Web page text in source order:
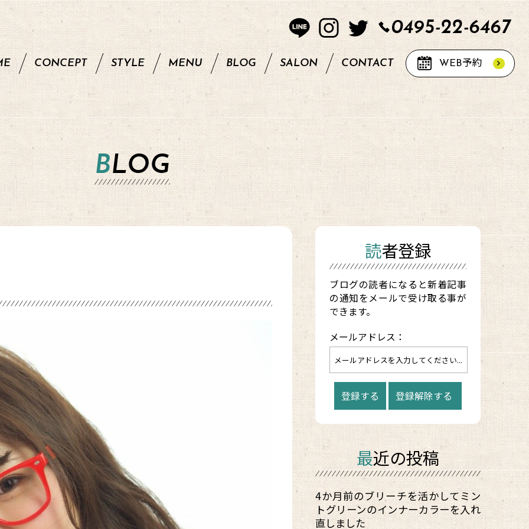
0495-22-6467
CONCEPT STYLE MENU BLOG SALON CONTACT WEB予約
BLOG
読者登録
ブログの読者になると新着記事
の通知をメールで受け取る事が
できます。
メールアドレス：
最近の投稿
4か月前のブリーチを活かしてミン
トグリーンのインナーカラーを入れ
直しました